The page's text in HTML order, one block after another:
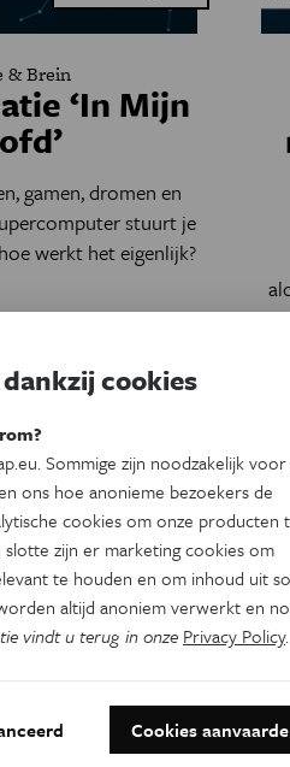
& Brein
‘In Mijn
gamen, dromen en
stuurt je
werkt het eigenlijk?
Dit is een artikel van:
Eos Blogs
meer
ook van
cookies
Sommige zijn noodzakelijk
ons hoe anonieme bezoekers de
cookies om onze producten
zijn er marketing cookies om
te houden en om inhoud uit
altijd anoniem verwerkt en
vindt u terug in onze Privacy Policy.
Cookies